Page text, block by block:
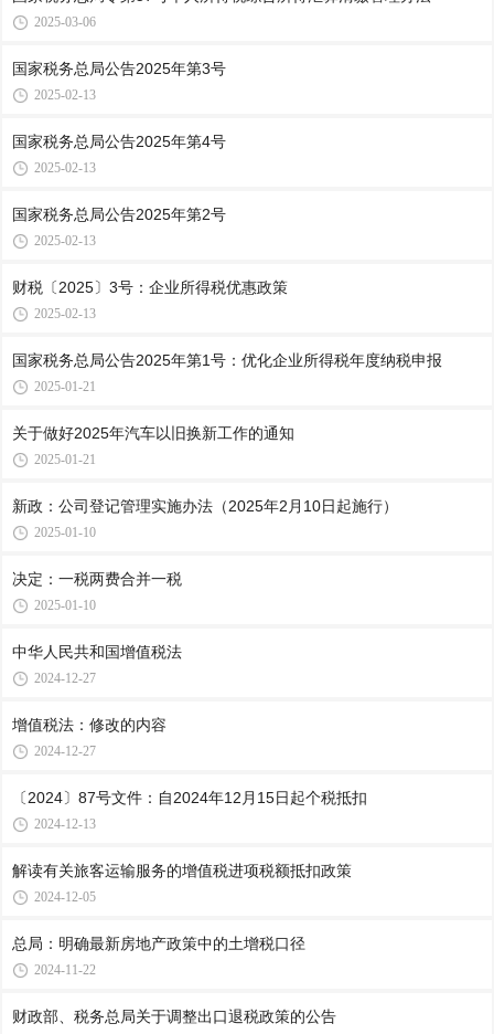
2025-03-06
国家税务总局公告2025年第3号
2025-02-13
国家税务总局公告2025年第4号
2025-02-13
国家税务总局公告2025年第2号
2025-02-13
财税〔2025〕3号：企业所得税优惠政策
2025-02-13
国家税务总局公告2025年第1号：优化企业所得税年度纳税申报
2025-01-21
关于做好2025年汽车以旧换新工作的通知
2025-01-21
新政：公司登记管理实施办法（2025年2月10日起施行）
2025-01-10
决定：一税两费合并一税
2025-01-10
中华人民共和国增值税法
2024-12-27
增值税法：修改的内容
2024-12-27
〔2024〕87号文件：自2024年12月15日起个税抵扣
2024-12-13
解读有关旅客运输服务的增值税进项税额抵扣政策
2024-12-05
总局：明确最新房地产政策中的土增税口径
2024-11-22
财政部、税务总局关于调整出口退税政策的公告